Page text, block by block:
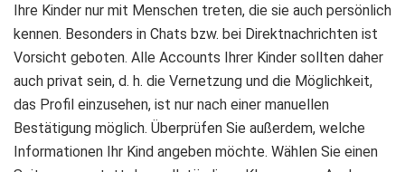
Ihre Kinder nur mit Menschen treten, die sie auch persönlich
kennen. Besonders in Chats bzw. bei Direktnachrichten ist
Vorsicht geboten. Alle Accounts Ihrer Kinder sollten daher
auch privat sein, d. h. die Vernetzung und die Möglichkeit,
das Profil einzusehen, ist nur nach einer manuellen
Bestätigung möglich. Überprüfen Sie außerdem, welche
Informationen Ihr Kind angeben möchte. Wählen Sie einen